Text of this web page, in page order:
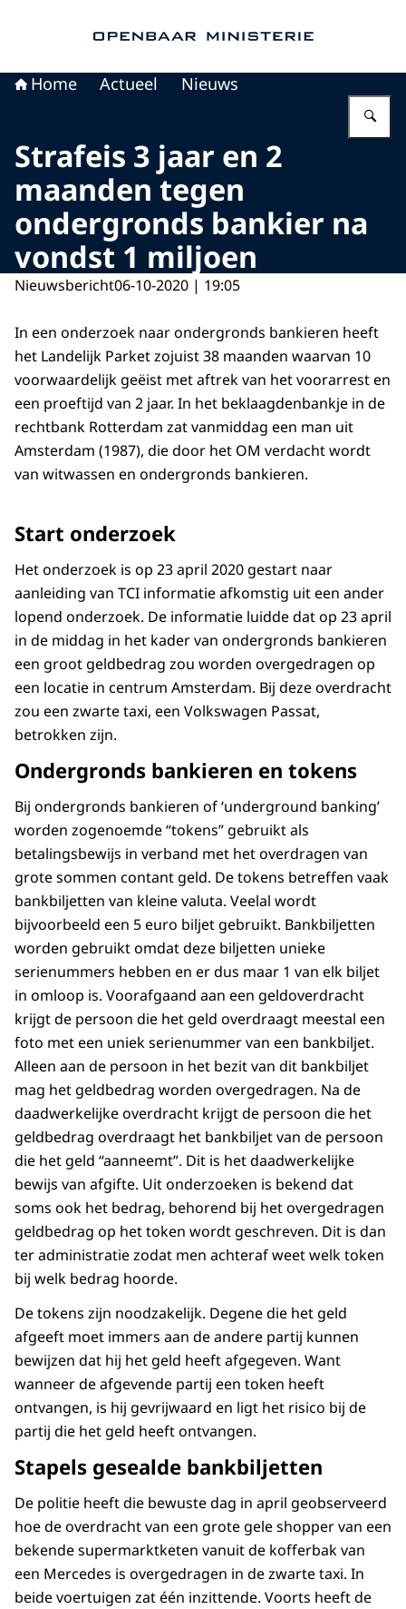
Home Actueel Nieuws
Strafeis 3 jaar en 2
maanden tegen
ondergronds bankier na
vondst 1 miljoen
Nieuwsbericht06-10-2020 | 19:05
In een onderzoek naar ondergronds bankieren heeft
het Landelijk Parket zojuist 38 maanden waarvan 10
voorwaardelijk geëist met aftrek van het voorarrest en
een proeftijd van 2 jaar. In het beklaagdenbankje in de
rechtbank Rotterdam zat vanmiddag een man uit
Amsterdam (1987), die door het OM verdacht wordt
van witwassen en ondergronds bankieren.
Start onderzoek
Het onderzoek is op 23 april 2020 gestart naar
aanleiding van TCI informatie afkomstig uit een ander
lopend onderzoek. De informatie luidde dat op 23 april
in de middag in het kader van ondergronds bankieren
een groot geldbedrag zou worden overgedragen op
een locatie in centrum Amsterdam. Bij deze overdracht
zou een zwarte taxi, een Volkswagen Passat,
betrokken zijn.
Ondergronds bankieren en tokens
Bij ondergronds bankieren of ‘underground banking’
worden zogenoemde “tokens” gebruikt als
betalingsbewijs in verband met het overdragen van
grote sommen contant geld. De tokens betreffen vaak
bankbiljetten van kleine valuta. Veelal wordt
bijvoorbeeld een 5 euro biljet gebruikt. Bankbiljetten
worden gebruikt omdat deze biljetten unieke
serienummers hebben en er dus maar 1 van elk biljet
in omloop is. Voorafgaand aan een geldoverdracht
krijgt de persoon die het geld overdraagt meestal een
foto met een uniek serienummer van een bankbiljet.
Alleen aan de persoon in het bezit van dit bankbiljet
mag het geldbedrag worden overgedragen. Na de
daadwerkelijke overdracht krijgt de persoon die het
geldbedrag overdraagt het bankbiljet van de persoon
die het geld “aanneemt”. Dit is het daadwerkelijke
bewijs van afgifte. Uit onderzoeken is bekend dat
soms ook het bedrag, behorend bij het overgedragen
geldbedrag op het token wordt geschreven. Dit is dan
ter administratie zodat men achteraf weet welk token
bij welk bedrag hoorde.
De tokens zijn noodzakelijk. Degene die het geld
afgeeft moet immers aan de andere partij kunnen
bewijzen dat hij het geld heeft afgegeven. Want
wanneer de afgevende partij een token heeft
ontvangen, is hij gevrijwaard en ligt het risico bij de
partij die het geld heeft ontvangen.
Stapels gesealde bankbiljetten
De politie heeft die bewuste dag in april geobserveerd
hoe de overdracht van een grote gele shopper van een
bekende supermarktketen vanuit de kofferbak van
een Mercedes is overgedragen in de zwarte taxi. In
beide voertuigen zat één inzittende. Voorts heeft de